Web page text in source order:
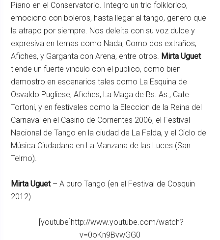
Piano en el Conservatorio. Integro un trio folklorico,
emociono con boleros, hasta llegar al tango, genero que
la atrapo por siempre. Nos deleita con su voz dulce y
expresiva en temas como Nada, Como dos extraños,
Afiches, y Garganta con Arena, entre otros. Mirta Uguet
tiende un fuerte vinculo con el publico, como bien
demostro en escenarios tales como La Esquina de
Osvaldo Pugliese, Afiches, La Maga de Bs. As., Cafe
Tortoni, y en festivales como la Eleccion de la Reina del
Carnaval en el Casino de Corrientes 2006, el Festival
Nacional de Tango en la ciudad de La Falda, y el Ciclo de
Música Ciudadana en La Manzana de las Luces (San
Telmo).
Mirta Uguet– A puro Tango (en el Festival de Cosquin
2012)
[youtube]http://www.youtube.com/watch?
v=0oKn9BvwGG0